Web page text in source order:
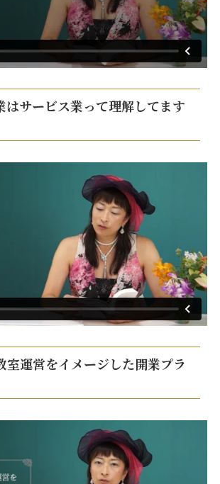
はサービス業って理解してます
室運営をイメージした開業プラ